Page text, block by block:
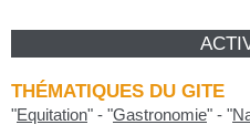
THÉMATIQUES DU GITE
"Equitation" - "Gastronomie" - "